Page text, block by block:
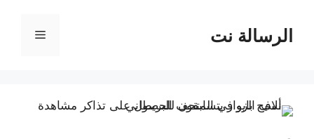
المحتوىالرسالة نت القائمة